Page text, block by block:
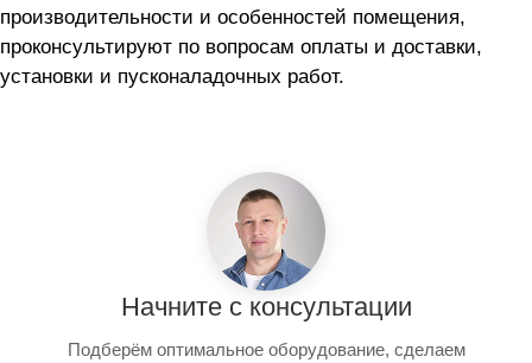
производительности и особенностей помещения,
проконсультируют по вопросам оплаты и доставки,
установки и пусконаладочных работ.
Начните с консультации
Подберём оптимальное оборудование, сделаем